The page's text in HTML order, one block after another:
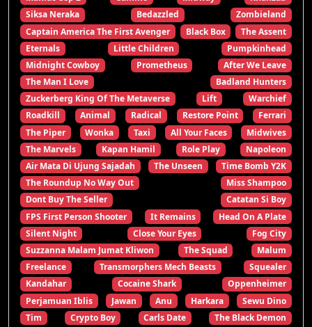
Siksa Neraka
Bedazzled
Zombieland
Captain America The First Avenger
Black Box
The Assent
Eternals
Little Children
Pumpkinhead
Midnight Cowboy
Prometheus
After We Leave
The Man I Love
Badland Hunters
Zuckerberg King Of The Metaverse
Lift
Warchief
Roadkill
Animal Radical Restore Point
Ferrari
The Piper
Wonka Taxi All Your Faces
Midwives
The Marvels
Kapan Hamil Role Play
Napoleon
Air Mata Di Ujung Sajadah
The Unseen
Time Bomb Y2K
The Roundup No Way Out
Miss Shampoo
Dont Buy The Seller
Catatan Si Boy
FPS First Person Shooter
It Remains
Head On A Plate
Silent Night
Close Your Eyes
Fog City
Suzzanna Malam Jumat Kliwon
The Squad
Malum
Freelance
Transmorphers Mech Beasts
Squealer
Kandahar
Cocaine Shark
Oppenheimer
Perjamuan Iblis
Jawan Anu Harkara
Sewu Dino
Tim
Crypto Boy Carls Date
The Black Demon